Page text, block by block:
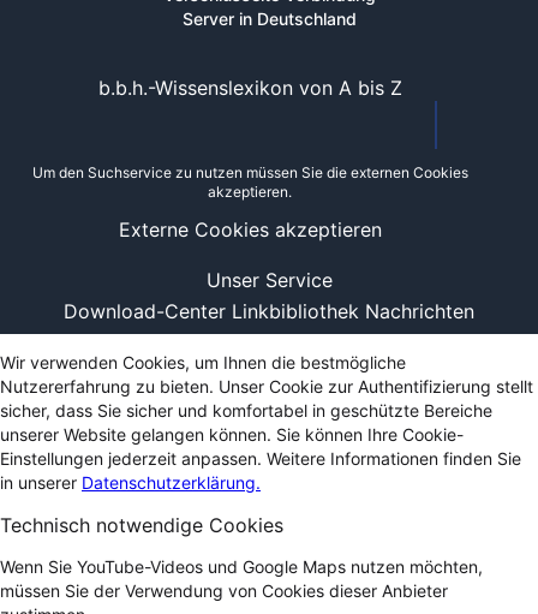
Server in Deutschland
Unser Service
Download-Center Linkbibliothek Nachrichten
b.b.h.-Wissenslexikon von A bis Z
Um den Suchservice zu nutzen müssen Sie die externen Cookies
akzeptieren.
Externe Cookies akzeptieren
Wir verwenden Cookies, um Ihnen die bestmögliche
Nutzererfahrung zu bieten. Unser Cookie zur Authentifizierung stellt
sicher, dass Sie sicher und komfortabel in geschützte Bereiche
unserer Website gelangen können. Sie können Ihre Cookie-
Einstellungen jederzeit anpassen. Weitere Informationen finden Sie
in unserer Datenschutzerklärung.
Technisch notwendige Cookies
Wenn Sie YouTube-Videos und Google Maps nutzen möchten,
müssen Sie der Verwendung von Cookies dieser Anbieter